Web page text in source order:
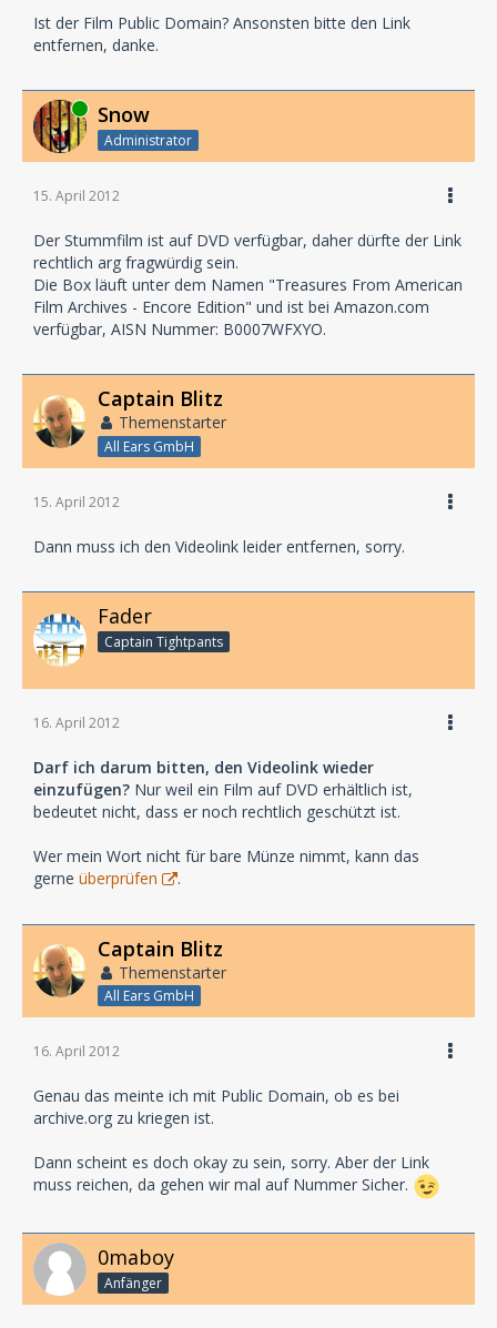
Ist der Film Public Domain? Ansonsten bitte den Link
entfernen, danke.
Online Snow
Administrator
15. April 2012
Der Stummfilm ist auf DVD verfügbar, daher dürfte der Link
rechtlich arg fragwürdig sein.
Die Box läuft unter dem Namen "Treasures From American
Film Archives - Encore Edition" und ist bei Amazon.com
verfügbar, AISN Nummer: B0007WFXYO.
Captain Blitz
Themenstarter
All Ears GmbH
15. April 2012
Dann muss ich den Videolink leider entfernen, sorry.
Fader
Captain Tightpants
16. April 2012
Darf ich darum bitten, den Videolink wieder
einzufügen? Nur weil ein Film auf DVD erhältlich ist,
bedeutet nicht, dass er noch rechtlich geschützt ist.
Wer mein Wort nicht für bare Münze nimmt, kann das
gerne überprüfen .
Captain Blitz
Themenstarter
All Ears GmbH
16. April 2012
Genau das meinte ich mit Public Domain, ob es bei
archive.org zu kriegen ist.
Dann scheint es doch okay zu sein, sorry. Aber der Link
muss reichen, da gehen wir mal auf Nummer Sicher.
0maboy
Anfänger